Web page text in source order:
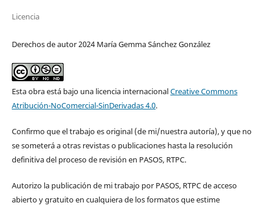
Licencia
Derechos de autor 2024 María Gemma Sánchez González
Esta obra está bajo una licencia internacionalCreative Commons
Atribución-NoComercial-SinDerivadas 4.0.
Confirmo que el trabajo es original (de mi/nuestra autoría), y que no
se someterá a otras revistas o publicaciones hasta la resolución
definitiva del proceso de revisión en PASOS, RTPC.
Autorizo la publicación de mi trabajo por PASOS, RTPC de acceso
abierto y gratuito en cualquiera de los formatos que estime